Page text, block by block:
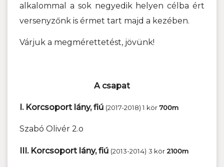
alkalommal a sok negyedik helyen célba ért
versenyzőnk is érmet tart majd a kezében.
Várjuk a megmérettetést, jövünk!
A csapat
I. Korcsoport lány, fiú (2017-2018) 1 kör700m
Szabó Olivér 2.o
III. Korcsoport lány, fiú (2013-2014) 3 kör2100m